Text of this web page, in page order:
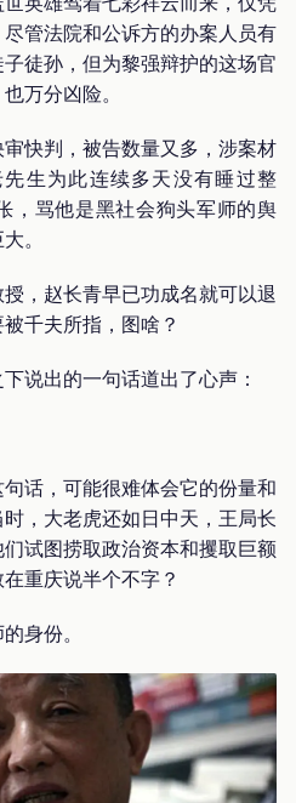
管法院和公诉方的办案人员有
徒孙，但为黎强辩护的这场官
万分凶险。
快判，被告数量又多，涉案材
生为此连续多天没有睡过整
，骂他是黑社会狗头军师的舆
。
，赵长青早已功成名就可以退
千夫所指，图啥？
说出的一句话道出了心声：
话，可能很难体会它的份量和
，大老虎还如日中天，王局长
试图捞取政治资本和攫取巨额
重庆说半个不字？
身份。